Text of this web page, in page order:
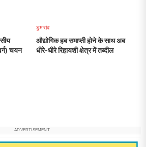
चयन
डुमरांव
औद्योगिक हब समाप्ती होने के साथ अब
धीरे-धीरे रिहायशी क्षेत्र में तब्दील
ADVERTISEMENT